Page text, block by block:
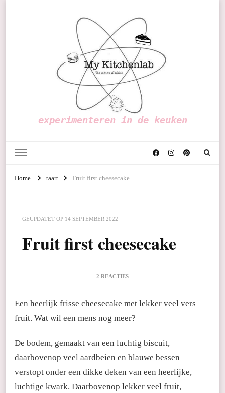
experimenteren in de keuken
Home taart Fruit first cheesecake
GEÜPDATET OP 14 SEPTEMBER 2022
Fruit first cheesecake
2 REACTIESOP
CHEESECAKE
Een heerlijk frisse cheesecake met lekker veel vers
fruit. Wat wil een mens nog meer?
De bodem, gemaakt van een luchtig biscuit,
daarbovenop veel aardbeien en blauwe bessen
verstopt onder een dikke deken van een heerlijke,
luchtige kwark. Daarbovenop lekker veel fruit,